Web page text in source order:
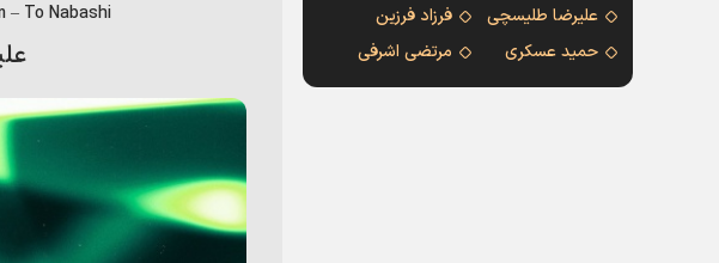
– To Nabashi
علیرضا طلیسچی
فرزاد فرزین
حمید عسکری
مرتضی اشرفی